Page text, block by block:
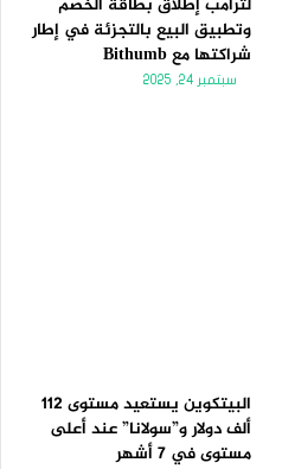
لترامب إطلاق بطاقة الخصم
وتطبيق البيع بالتجزئة في إطار
شراكتها مع Bithumb
سبتمبر 24, 2025
البيتكوين يستعيد مستوى 112
ألف دولار و”سولانا” عند أعلى
مستوى في 7 أشهر